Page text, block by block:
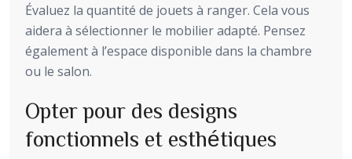
Évaluez la quantité de jouets à ranger. Cela vous
aidera à sélectionner le mobilier adapté. Pensez
également à l’espace disponible dans la chambre
ou le salon.
Opter pour des designs
fonctionnels et esthétiques